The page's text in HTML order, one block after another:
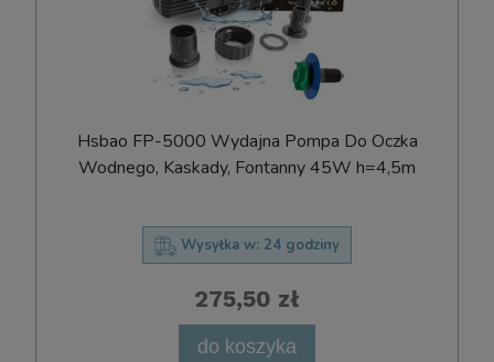
Hsbao FP-5000 Wydajna Pompa Do Oczka
Wodnego, Kaskady, Fontanny 45W h=4,5m
Wysyłka w: 24 godziny
275,50 zł
do koszyka